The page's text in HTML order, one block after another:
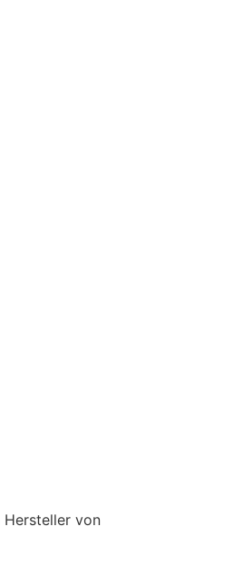
von